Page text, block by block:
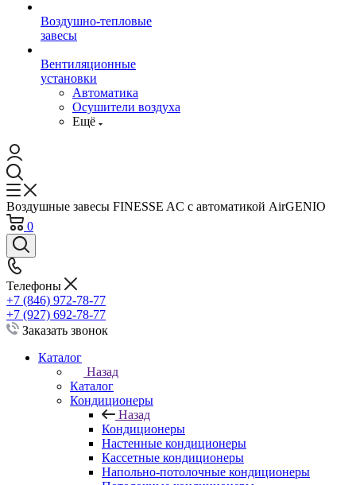
Воздушно-тепловые
завесы
Вентиляционные
установки
Автоматика
Осушители воздуха
Ещё
Воздушные завесы FINESSE AC с автоматикой AirGENIO
0
Телефоны
+7 (846) 972-78-77
+7 (927) 692-78-77
Заказать звонок
Каталог
Назад
Каталог
Кондиционеры
Назад
Кондиционеры
Настенные кондиционеры
Кассетные кондиционеры
Напольно-потолочные кондиционеры